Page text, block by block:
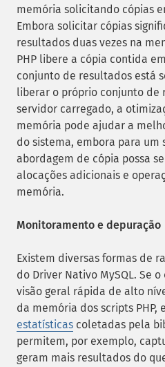
memória solicitando cópias
Embora solicitar cópias
resultados duas vezes na
PHP libere a cópia contida em
conjunto de resultados está
liberar o próprio conjunto de
servidor carregado, a
memória pode ajudar a
do sistema, embora para
abordagem de cópia possa
alocações adicionais e
memória.
Monitoramento e depuração
Existem diversas formas de
do Driver Nativo MySQL. Se
visão geral rápida de alto
da memória dos scripts PHP,
estatísticas coletadas pela
permitem, por exemplo,
geram mais resultados do